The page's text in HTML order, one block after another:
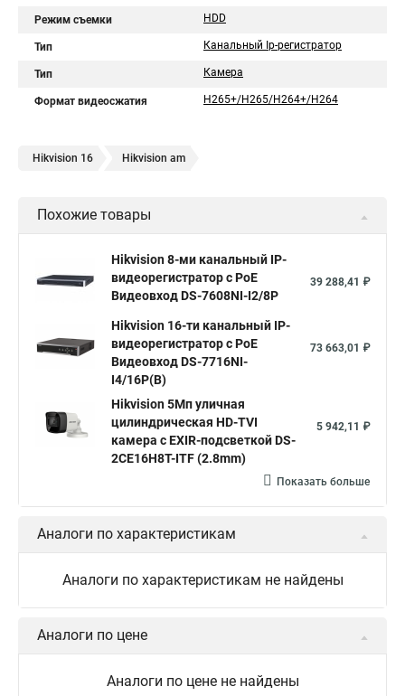
Режим съемки HDD
Тип Канальный Ip-регистратор
Тип Камера
Формат видеосжатия H265+/H265/H264+/H264
Hikvision 16 Hikvision am
Похожие товары
Hikvision 8-ми канальный IP-
видеорегистратор c PoE
Видеовход DS-7608NI-I2/8P
39 288,41 ₽
Hikvision 16-ти канальный IP-
видеорегистратор c PoE
Видеовход DS-7716NI-
I4/16P(B)
73 663,01 ₽
Hikvision 5Мп уличная
цилиндрическая HD-TVI
камера с EXIR-подсветкой DS-
2CE16H8T-ITF (2.8mm)
5 942,11 ₽
Показать больше
Аналоги по характеристикам
Аналоги по характеристикам не найдены
Аналоги по цене
Аналоги по цене не найдены